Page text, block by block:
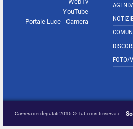
YouTube
Portale Luce - Camera
FOTO/
Camera dei deputati 2015 © Tutti i diritti riservati